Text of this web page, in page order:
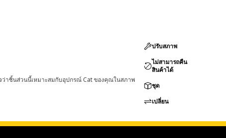
าชิ้นส่วนนี้เหมาะสมกับอุปกรณ์ Cat ของคุณในสภาพ
ปรับสภาพ
ไม่สามารถคืน
สินค้าได้
ชุด
เปลี่ยน